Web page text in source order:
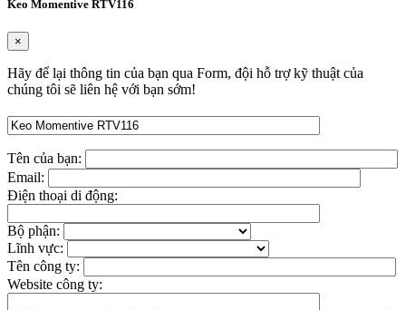
Keo Momentive RTV116
×
Hãy để lại thông tin của bạn qua Form, đội hỗ trợ kỹ thuật của
chúng tôi sẽ liên hệ với bạn sớm!
Tên của bạn:
Email:
Điện thoại di động:
Bộ phận:
Lĩnh vực:
Tên công ty:
Website công ty: